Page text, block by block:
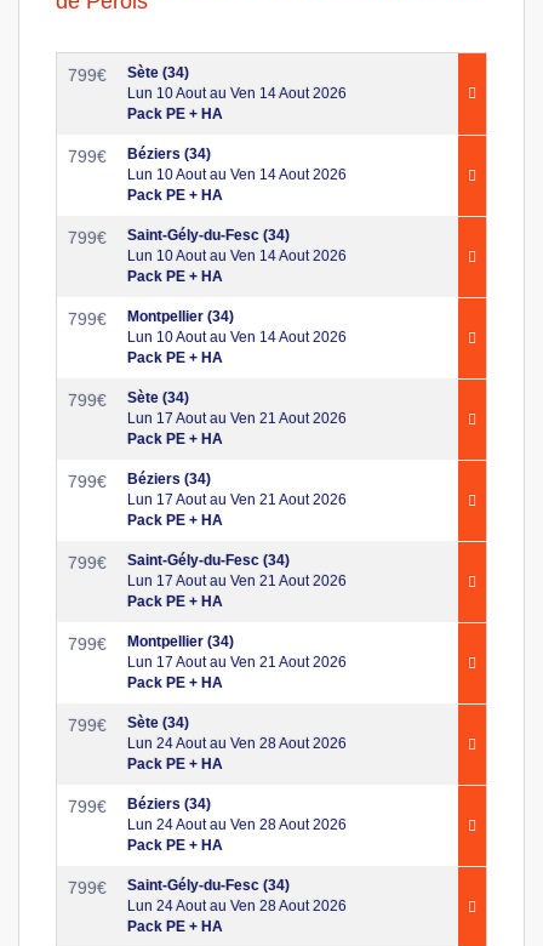
799€
Sète (34)
Lun 10 Aout au Ven 14 Aout 2026
Pack PE + HA
799€
Béziers (34)
Lun 10 Aout au Ven 14 Aout 2026
Pack PE + HA
799€
Saint-Gély-du-Fesc (34)
Lun 10 Aout au Ven 14 Aout 2026
Pack PE + HA
799€
Montpellier (34)
Lun 10 Aout au Ven 14 Aout 2026
Pack PE + HA
799€
Sète (34)
Lun 17 Aout au Ven 21 Aout 2026
Pack PE + HA
799€
Béziers (34)
Lun 17 Aout au Ven 21 Aout 2026
Pack PE + HA
799€
Saint-Gély-du-Fesc (34)
Lun 17 Aout au Ven 21 Aout 2026
Pack PE + HA
799€
Montpellier (34)
Lun 17 Aout au Ven 21 Aout 2026
Pack PE + HA
799€
Sète (34)
Lun 24 Aout au Ven 28 Aout 2026
Pack PE + HA
799€
Béziers (34)
Lun 24 Aout au Ven 28 Aout 2026
Pack PE + HA
799€
Saint-Gély-du-Fesc (34)
Lun 24 Aout au Ven 28 Aout 2026
Pack PE + HA